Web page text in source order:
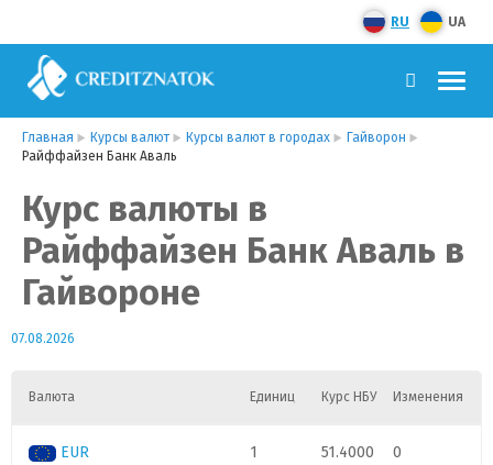
RU UA
Главная Курсы валют Курсы валют в городах
Гайворон
Райффайзен Банк Аваль
Курс валюты в
Райффайзен Банк Аваль в
Гайвороне
07.08.2026
Валюта Единиц Курс НБУ Изменения
EUR 1 51.4000 0